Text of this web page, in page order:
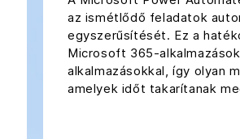
az ismétlődő feladatok
egyszerűsítését. Ez a
Microsoft 365-
alkalmazásokkal, így olyan
amelyek időt takarítanak